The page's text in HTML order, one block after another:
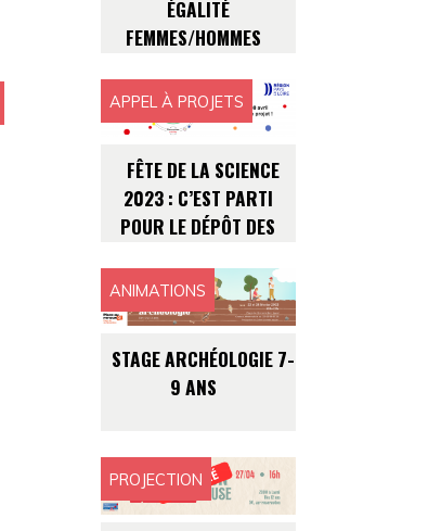
ÉGALITÉ
FEMMES/HOMMES
APPEL À PROJETS
FÊTE DE LA SCIENCE
2023 : C’EST PARTI
POUR LE DÉPÔT DES
ANIMATIONS
STAGE ARCHÉOLOGIE 7-
9 ANS
PROJECTION